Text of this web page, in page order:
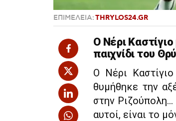
ΕΠΙΜΕΛΕΙΑ:THRYLOS24.GR
Ο Νέρι
παιχνίδι του
Ο Νέρι
θυμήθηκε την
στην
αυτοί, είναι το